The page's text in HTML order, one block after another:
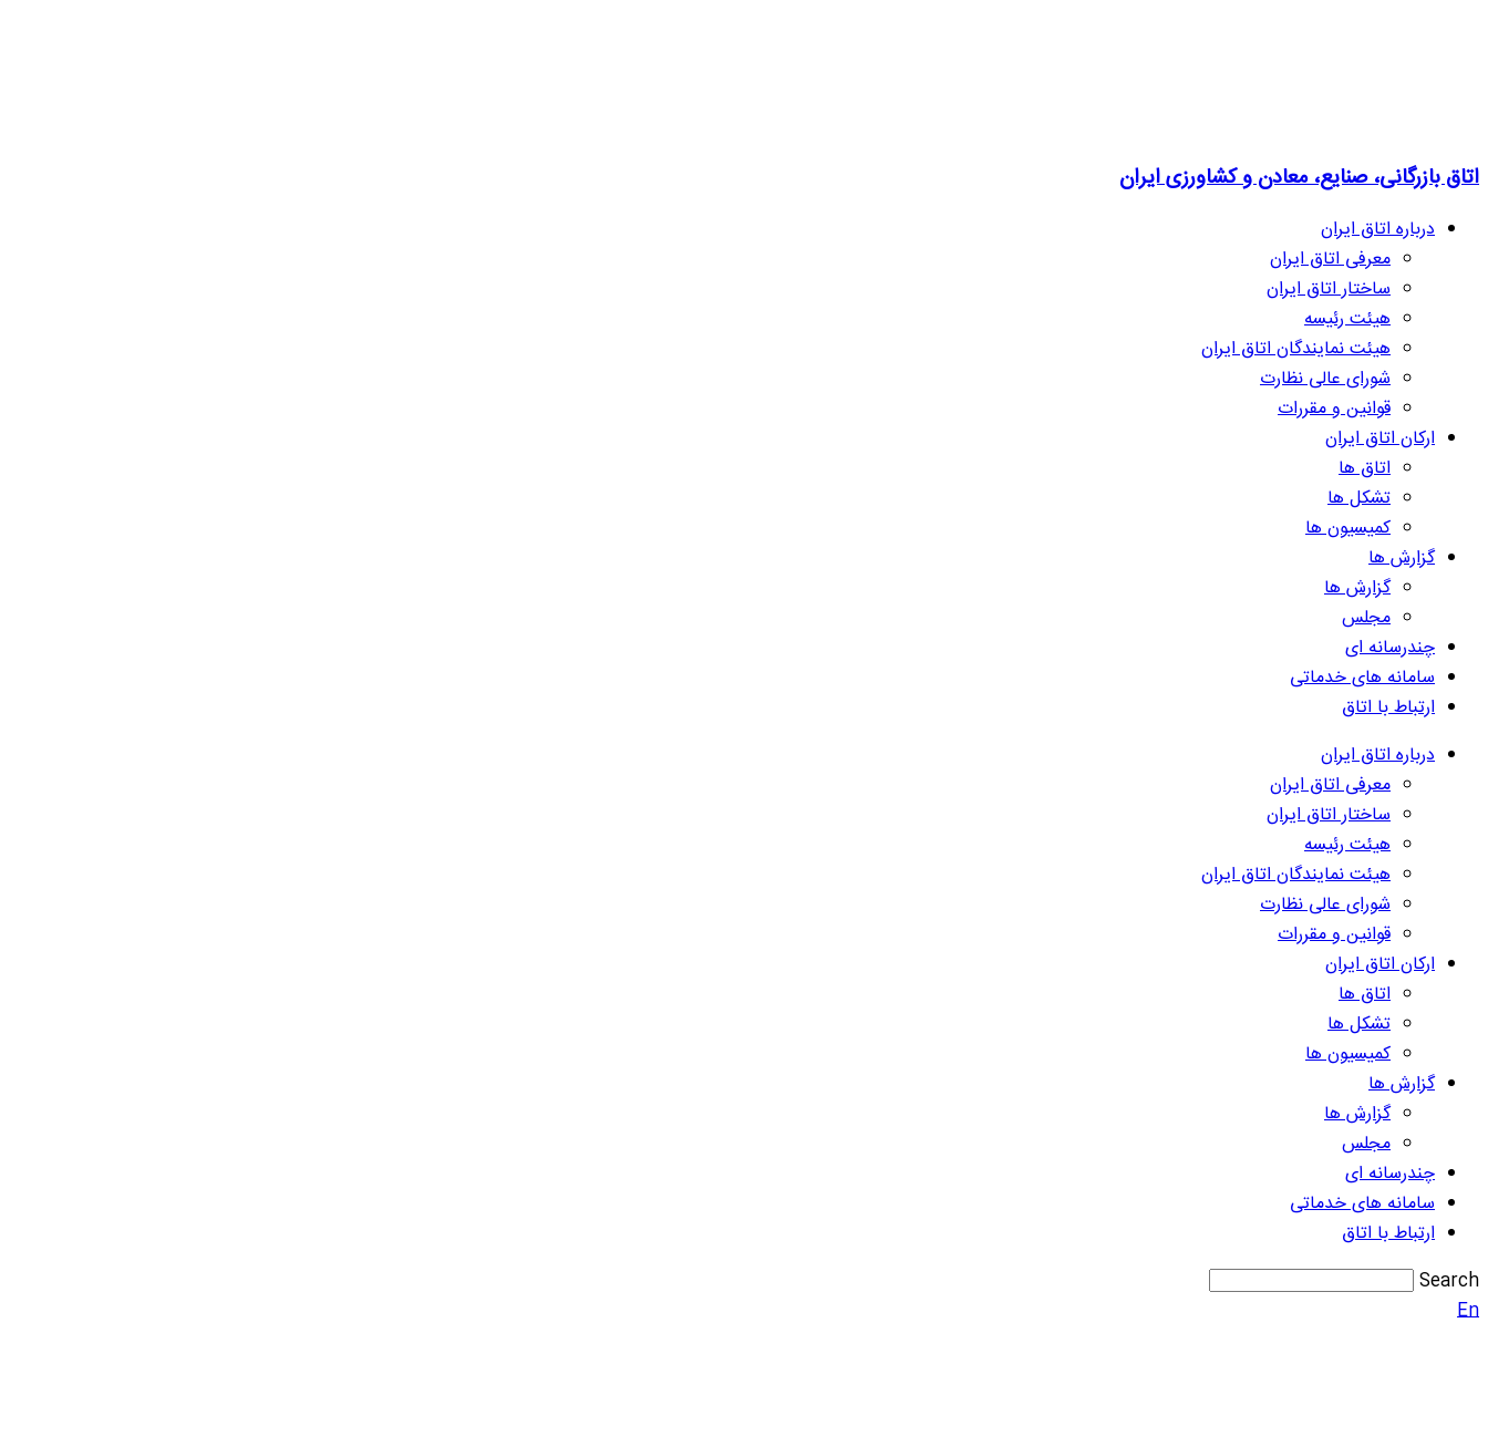
اتاق بازرگانی، صنایع، معادن و کشاورزی ایران
درباره اتاق ایران
معرفی اتاق ایران
ساختار اتاق ایران
هیئت رئیسه
هیئت نمایندگان اتاق ایران
شورای عالی نظارت
قوانین و مقررات
ارکان اتاق ایران
اتاق ها
تشکل ها
کمیسیون ها
گزارش ها
گزارش ها
مجلس
چندرسانه ای
سامانه های خدماتی
ارتباط با اتاق
درباره اتاق ایران
معرفی اتاق ایران
ساختار اتاق ایران
هیئت رئیسه
هیئت نمایندگان اتاق ایران
شورای عالی نظارت
قوانین و مقررات
ارکان اتاق ایران
اتاق ها
تشکل ها
کمیسیون ها
گزارش ها
گزارش ها
مجلس
چندرسانه ای
سامانه های خدماتی
ارتباط با اتاق
Search
En